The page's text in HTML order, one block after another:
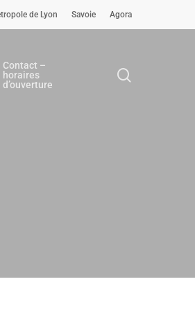
de Lyon Savoie Agora
Contact –
horaires
d’ouverture